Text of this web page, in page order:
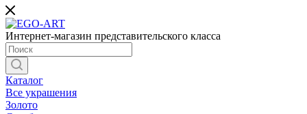
Интернет-магазин представительского класса
Каталог
Все украшения
Золото